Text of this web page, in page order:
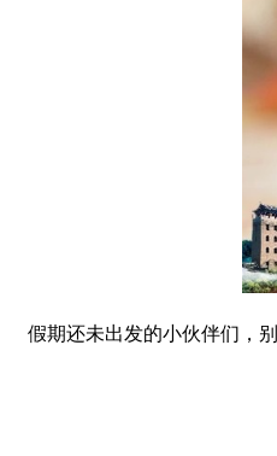
假期还未出发的小伙伴们，